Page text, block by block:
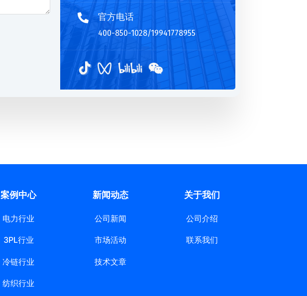
 官方电话
400-850-1028/19941778955
案例中心
电力行业
3PL行业
冷链行业
纺织行业
新闻动态
公司新闻
市场活动
技术文章
关于我们
公司介绍
联系我们